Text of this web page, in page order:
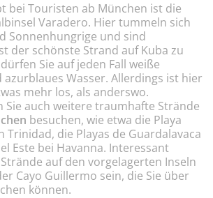
bei Touristen ab München ist die
Varadero. Hier tummeln sich
Sonnenhungrige und sind
der schönste Strand auf Kuba zu
Sie auf jeden Fall weiße
Wasser. Allerdings ist hier
mehr los, als anderswo.
Sie auch weitere traumhafte Strände
besuchen, wie etwa die Playa
Trinidad, die Playas de Guardalavaca
Este bei Havanna. Interessant
auf den vorgelagerten Inseln
Cayo Guillermo sein, die Sie über
können.